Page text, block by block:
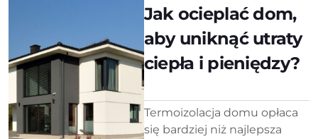
Jak ocieplać dom,
aby uniknąć utraty
ciepła i pieniędzy?
Termoizolacja domu opłaca
się bardziej niż najlepsza